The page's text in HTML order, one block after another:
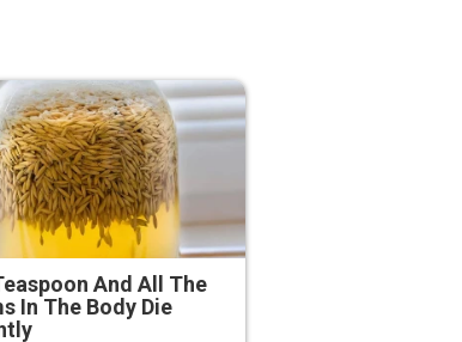
And All The
In The Body Die